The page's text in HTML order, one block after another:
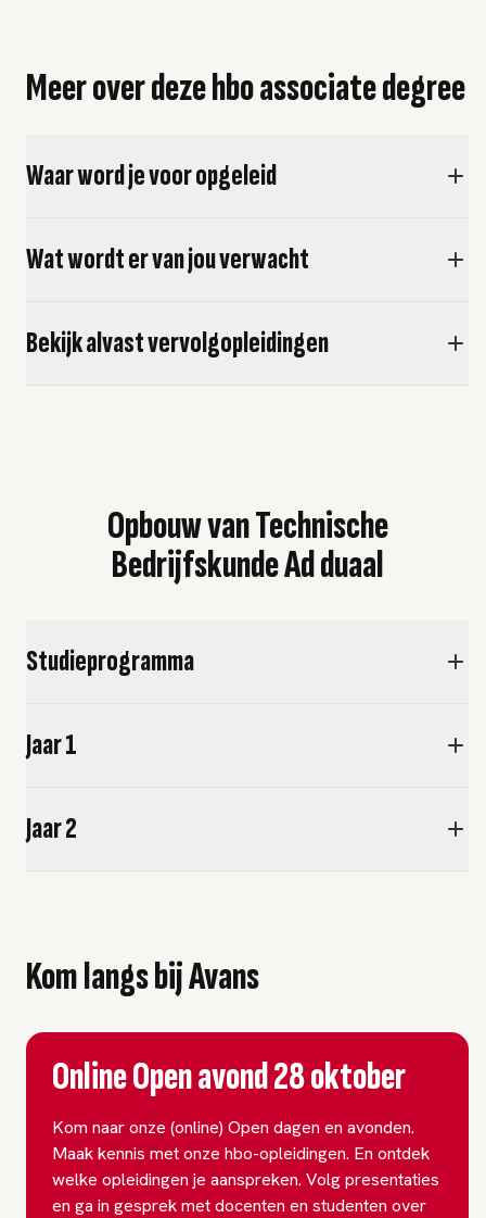
Meer over deze hbo associate degree
Waar word je voor opgeleid
Wat wordt er van jou verwacht
Bekijk alvast vervolgopleidingen
Opbouw van Technische
Bedrijfskunde Ad duaal
Studieprogramma
Jaar 1
Jaar 2
Kom langs bij Avans
Online Open avond 28 oktober
Kom naar onze (online) Open dagen en avonden.
Maak kennis met onze hbo-opleidingen. En ontdek
welke opleidingen je aanspreken. Volg presentaties
en ga in gesprek met docenten en studenten over